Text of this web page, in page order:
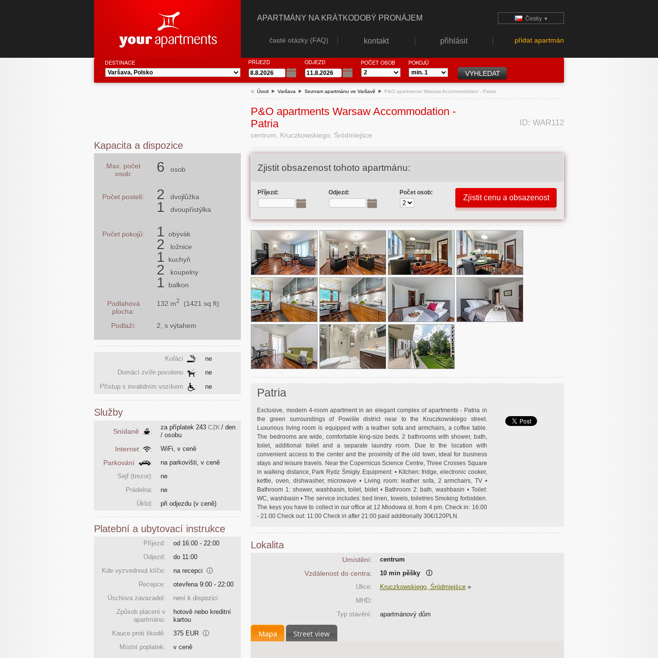
APARTMÁNY NA KRÁTKODOBÝ PRONÁJEM Česky ▼
časté otázky (FAQ) kontakt přihlásit přidat apartmán
DESTINACE PŘÍJEZD ODJEZD POČET OSOB POKOJŮ
Úvod Varšava Seznam apartmánu ve Varšavě P&O apartments Warsaw Accommodation - Patria
P&O apartments Warsaw Accommodation -
Patria
centrum, Kruczkowskiego, Śródmiejśce
ID: WAR112
Zjistit obsazenost tohoto apartmánu:
Příjezd: Odjezd: Počet osob:
Patria
Exclusive, modern 4-room apartment in an elegant complex of apartments - Patria in
the green surroundings of Powiśle district near to the Kruczkowskiego street.
Luxurious living room is equipped with a leather sofa and armchairs, a coffee table.
The bedrooms are wide, comfortable king-size beds. 2 bathrooms with shower, bath,
toilet, additional toilet and a separate laundry room. Due to the location with
convenient access to the center and the proximity of the old town, ideal for business
stays and leisure travels. Near the Copernicus Science Centre, Three Crosses Square
in walking distance, Park Rydz Śmigły. Equipment: • Kitchen: fridge, electronic cooker,
kettle, oven, dishwasher, microwave • Living room: leather sofa, 2 armchairs, TV •
Bathroom 1: shower, washbasin, toilet, bidet • Bathroom 2: bath, washbasin • Toilet:
WC, washbasin • The service includes: bed linen, towels, toiletries Smoking forbidden.
The keys you have to collect in our office at 12 Miodowa st. from 4 pm. Check in: 16:00
- 21:00 Check out: 11:00 Check in after 21:00 paid additionally 30€/120PLN.
Lokalita
Umístění: centrum
Vzdálenost do centra: 10 min pěšky ⓘ
Ulice:
Kruczkowskiego, Śródmiejśce »
MHD:
Typ stavění:
apartmánový dům
Mapa Street view
Kapacita a dispozice
Max. počet
osob:
6 osob
Počet postelí: 2 dvojlůžka
1 dvoupřistýlka
Počet pokojů: 1 obývák
2 ložnice
1 kuchyň
2 koupelny
1 balkon
Podlahová
plocha:
132 m2 (1421 sq ft)
Podlaží: 2, s výtahem
Kuřáci :
ne
Domácí zvíře povoleno
:
ne
Přístup s invalidním vozíkem
: ne
Služby
Snídaně :
za příplatek 243 CZK / den
/ osobu
Internet : WiFi, v ceně
Parkování :
na parkovišti, v ceně
Sejf (trezor):
ne
Prádelna:
ne
Úklid:
při odjezdu (v ceně)
Platební a ubytovací instrukce
Příjezd:
od 16:00 - 22:00
Odjezd:
do 11:00
Kde vyzvednout klíče:
na recepci ⓘ
Recepce:
otevřena 9:00 - 22:00
Úschova zavazadel:
není k dispozici
Způsob placení v
apartmánu:
hotově nebo kreditní
kartou
Kauce proti škodě:
375 EUR ⓘ
Místní poplatek:
v ceně